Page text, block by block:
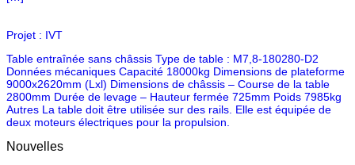
Projet : IVT
Table entraînée sans châssis Type de table : M7,8-180280-D2
Données mécaniques Capacité 18000kg Dimensions de plateforme
9000x2620mm (Lxl) Dimensions de châssis – Course de la table
2800mm Durée de levage – Hauteur fermée 725mm Poids 7985kg
Autres La table doit être utilisée sur des rails. Elle est équipée de
deux moteurs électriques pour la propulsion.
Nouvelles